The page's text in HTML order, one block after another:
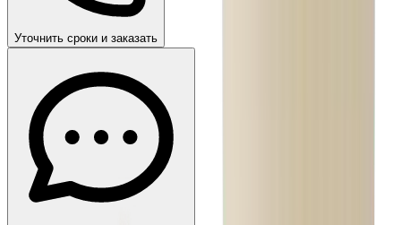
Уточнить сроки и заказать